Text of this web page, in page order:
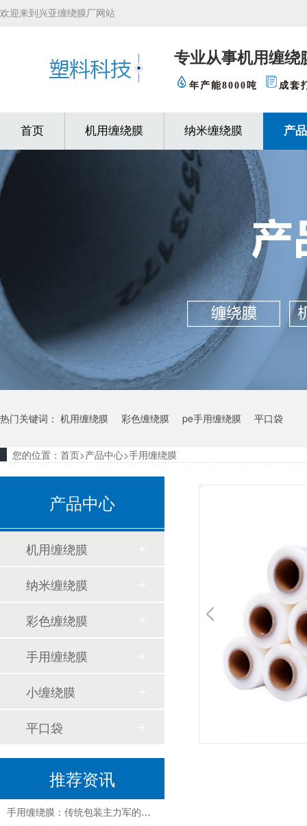
欢迎来到兴亚缠绕膜厂网站
专业从事机用缠绕
年产能8000吨 成套
首页 机用缠绕膜 纳米缠绕膜 产
热门关键词： 机用缠绕膜 彩色缠绕膜 pe手用缠绕膜 平口袋
您的位置： 首页>产品中心>手用缠绕膜
产品中心
机用缠绕膜
纳米缠绕膜
彩色缠绕膜
手用缠绕膜
小缠绕膜
平口袋
推荐资讯